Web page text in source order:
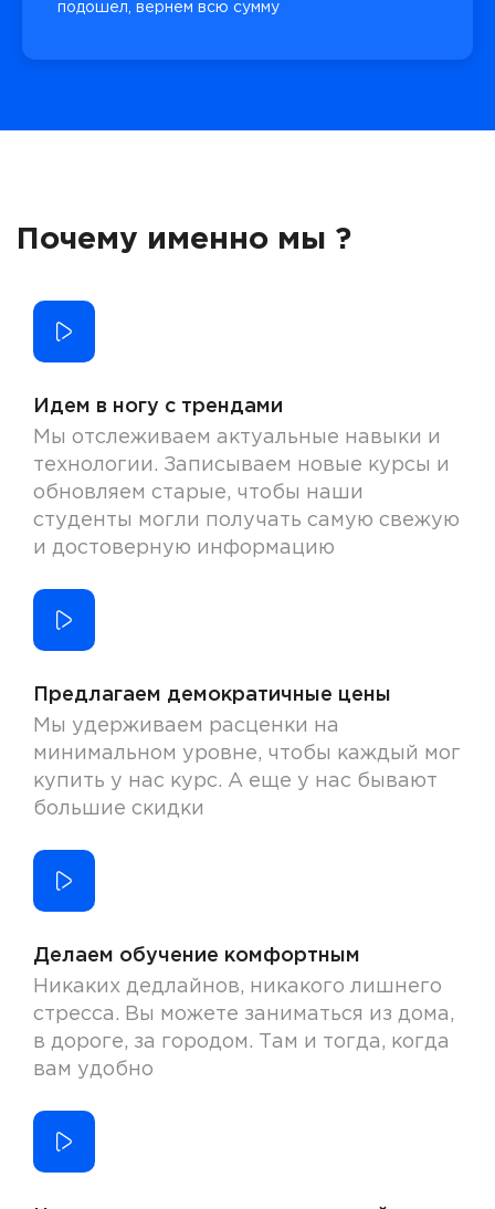
подошел, вернем всю сумму
Почему именно мы ?
Идем в ногу с трендами
Мы отслеживаем актуальные навыки и
технологии. Записываем новые курсы и
обновляем старые, чтобы наши
студенты могли получать самую свежую
и достоверную информацию
Предлагаем демократичные цены
Мы удерживаем расценки на
минимальном уровне, чтобы каждый мог
купить у нас курс. А еще у нас бывают
большие скидки
Делаем обучение комфортным
Никаких дедлайнов, никакого лишнего
стресса. Вы можете заниматься из дома,
в дороге, за городом. Там и тогда, когда
вам удобно